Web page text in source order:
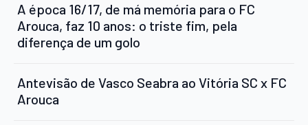
A época 16/17, de má memória para o FC
Arouca, faz 10 anos: o triste fim, pela
diferença de um golo
Antevisão de Vasco Seabra ao Vitória SC x FC
Arouca